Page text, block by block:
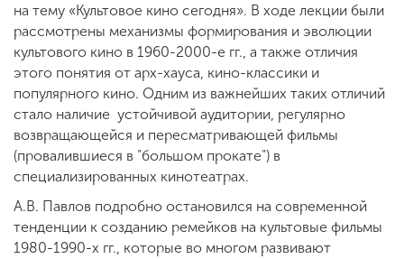
на тему «Культовое кино сегодня». В ходе лекции были
рассмотрены механизмы формирования и эволюции
культового кино в 1960-2000-е гг., а также отличия
этого понятия от арх-хауса, кино-классики и
популярного кино. Одним из важнейших таких отличий
стало наличие устойчивой аудитории, регулярно
возвращающейся и пересматривающей фильмы
(провалившиеся в "большом прокате") в
специализированных кинотеатрах.
А.В. Павлов подробно остановился на современной
тенденции к созданию ремейков на культовые фильмы
1980-1990-х гг., которые во многом развивают